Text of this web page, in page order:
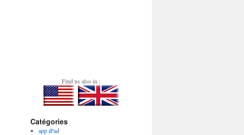
Find us also in :
Catégories
app iPad